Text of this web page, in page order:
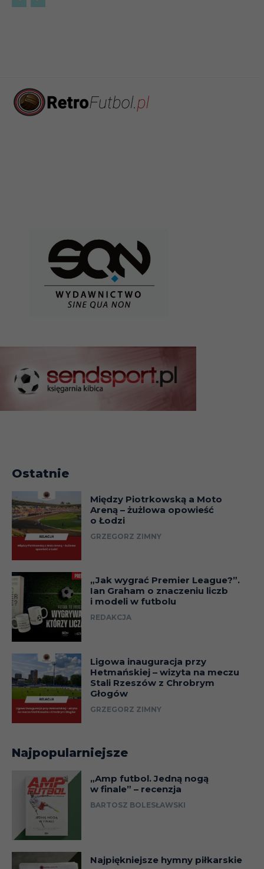
Ostatnie
Między Piotrkowską a Moto
Areną – żużlowa opowieść
o Łodzi
GRZEGORZ ZIMNY
„Jak wygrać Premier League?”.
Ian Graham o znaczeniu liczb
i modeli w futbolu
REDAKCJA
Ligowa inauguracja przy
Hetmańskiej – wizyta na meczu
Stali Rzeszów z Chrobrym
Głogów
GRZEGORZ ZIMNY
Najpopularniejsze
„Amp futbol. Jedną nogą
w finale” – recenzja
BARTOSZ BOLESŁAWSKI
Najpiękniejsze hymny piłkarskie